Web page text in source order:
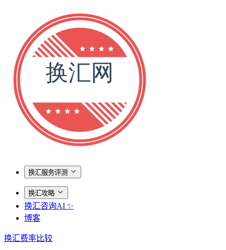
换汇服务评测
换汇攻略
换汇咨询AI ✨
博客
换汇费率比较